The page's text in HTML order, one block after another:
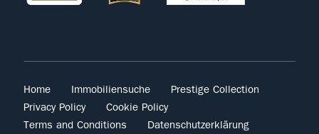
Home Immobiliensuche
Prestige Collection
Privacy Policy
Cookie Policy
Terms and Conditions
Datenschutzerklärung